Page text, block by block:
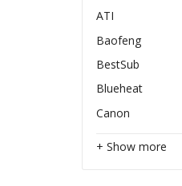
ATI
Baofeng
BestSub
Blueheat
Canon
+ Show more